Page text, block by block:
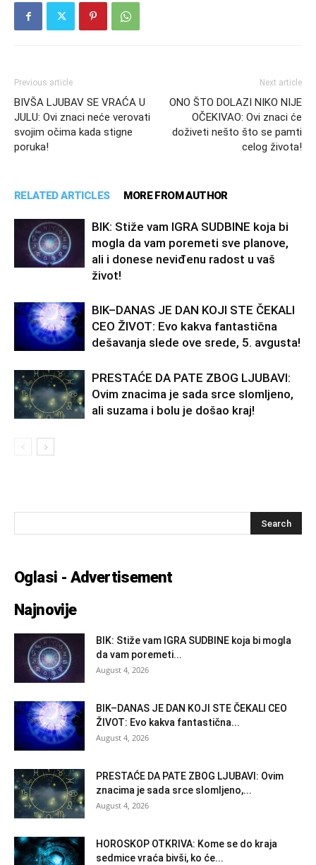
Previous article
BIVŠA LJUBAV SE VRAĆA U
JULU: Ovi znaci neće verovati
svojim očima kada stigne
poruka!
Next article
ONO ŠTO DOLAZI NIKO NIJE
OČEKIVAO: Ovi znaci će
doživeti nešto što se pamti
celog života!
RELATED ARTICLES MORE FROM AUTHOR
BIK: Stiže vam IGRA SUDBINE koja bi
mogla da vam poremeti sve planove,
ali i donese neviđenu radost u vaš
život!
BIK–DANAS JE DAN KOJI STE ČEKALI
CEO ŽIVOT: Evo kakva fantastična
dešavanja slede ove srede, 5. avgusta!
PRESTAĆE DA PATE ZBOG LJUBAVI:
Ovim znacima je sada srce slomljeno,
ali suzama i bolu je došao kraj!
Oglasi - Advertisement
Najnovije
BIK: Stiže vam IGRA SUDBINE koja bi mogla
da vam poremeti...
August 4, 2026
BIK–DANAS JE DAN KOJI STE ČEKALI CEO
ŽIVOT: Evo kakva fantastična...
August 4, 2026
PRESTAĆE DA PATE ZBOG LJUBAVI: Ovim
znacima je sada srce slomljeno,...
August 4, 2026
HOROSKOP OTKRIVA: Kome se do kraja
sedmice vraća bivši, ko će...